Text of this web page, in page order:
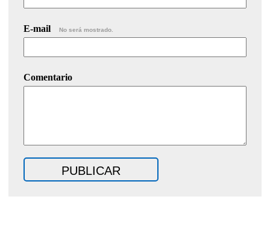
E-mail No será mostrado.
Comentario